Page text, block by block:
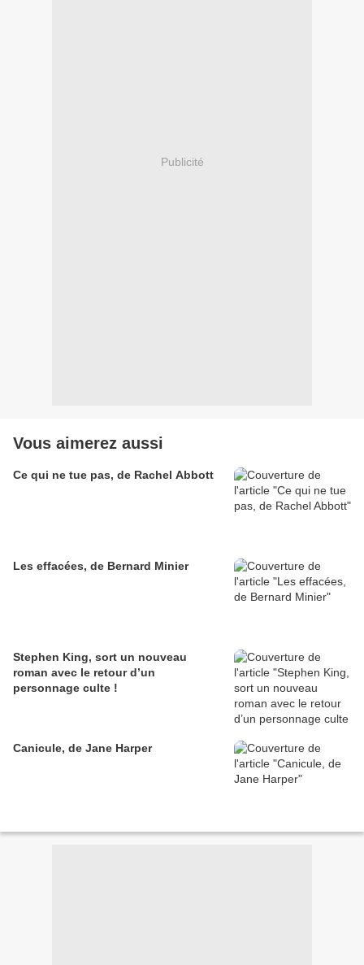
Publicité
Vous aimerez aussi
Ce qui ne tue pas, de Rachel Abbott
Les effacées, de Bernard Minier
Stephen King, sort un nouveau
roman avec le retour d’un
personnage culte !
Canicule, de Jane Harper